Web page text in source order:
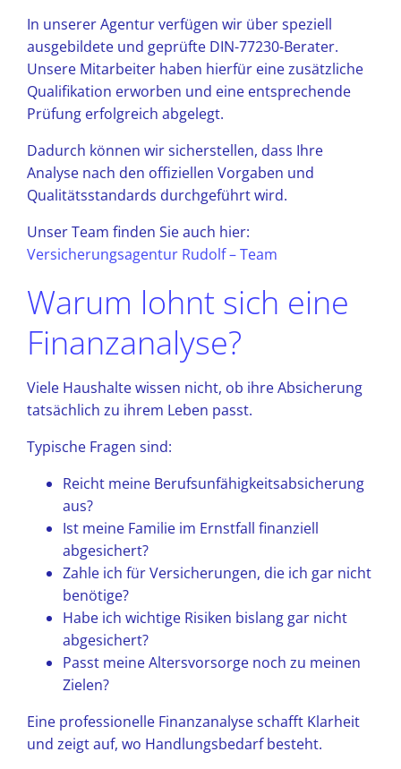
In unserer Agentur verfügen wir über speziell
ausgebildete und geprüfte DIN-77230-Berater.
Unsere Mitarbeiter haben hierfür eine zusätzliche
Qualifikation erworben und eine entsprechende
Prüfung erfolgreich abgelegt.
Dadurch können wir sicherstellen, dass Ihre
Analyse nach den offiziellen Vorgaben und
Qualitätsstandards durchgeführt wird.
Unser Team finden Sie auch hier:
Versicherungsagentur Rudolf – Team
Warum lohnt sich eine
Finanzanalyse?
Viele Haushalte wissen nicht, ob ihre Absicherung
tatsächlich zu ihrem Leben passt.
Typische Fragen sind:
Reicht meine Berufsunfähigkeitsabsicherung
aus?
Ist meine Familie im Ernstfall finanziell
abgesichert?
Zahle ich für Versicherungen, die ich gar nicht
benötige?
Habe ich wichtige Risiken bislang gar nicht
abgesichert?
Passt meine Altersvorsorge noch zu meinen
Zielen?
Eine professionelle Finanzanalyse schafft Klarheit
und zeigt auf, wo Handlungsbedarf besteht.